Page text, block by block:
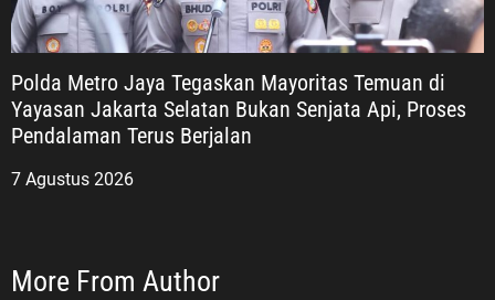
Polda Metro Jaya Tegaskan Mayoritas Temuan di
Yayasan Jakarta Selatan Bukan Senjata Api, Proses
Pendalaman Terus Berjalan
7 Agustus 2026
More From Author